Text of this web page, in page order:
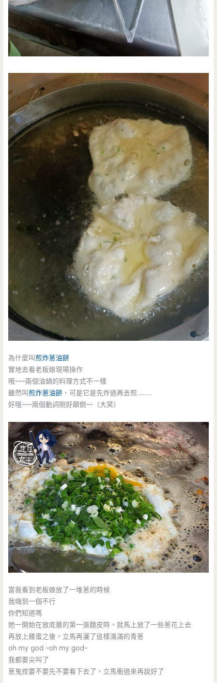
為什麼叫煎炸蔥油餅
實地去看老板娘現場操作
哦~~~兩個油鍋的料理方式不一樣
雖然叫煎炸蔥油餅 ，可是它是先炸過再去煎……….
好哦~~~兩個動詞剛好顛倒~~（大笑）
當我看到老板娘放了一堆蔥的時候
我嗨到一個不行
你們知道嗎
她一開始在放底層的第一張麵皮時，就馬上放了一些蔥花上去
再放上雞蛋之後，立馬再灑了這樣滿滿的青蔥
oh my god ~oh my god~
我都要尖叫了
蔥鬼控要不要先不要看下去了，立馬衝過來再說好了